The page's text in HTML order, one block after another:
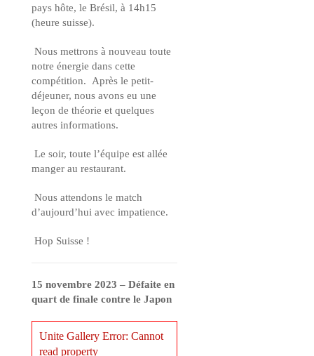
pays hôte, le Brésil, à 14h15
(heure suisse).
Nous mettrons à nouveau toute
notre énergie dans cette
compétition. Après le petit-
déjeuner, nous avons eu une
leçon de théorie et quelques
autres informations.
Le soir, toute l’équipe est allée
manger au restaurant.
Nous attendons le match
d’aujourd’hui avec impatience.
Hop Suisse !
15 novembre 2023 – Défaite en
quart de finale contre le Japon
Unite Gallery Error: Cannot
read property